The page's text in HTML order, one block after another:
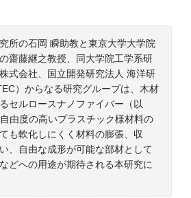
所の石岡 瞬助教と東京大学大学院
齋藤継之教授、同大学院工学系研
式会社、国立開発研究法人 海洋研
）からなる研究グループは、木材
セルロースナノファイバー（以
由度の高いプラスチック様材料の
も軟化しにくく材料の膨張、収
、自由な成形が可能な部材として
どへの用途が期待される本研究に